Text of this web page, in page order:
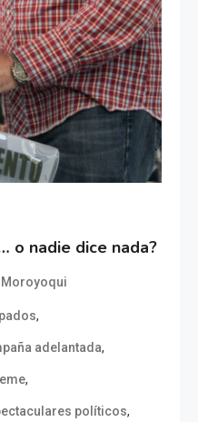
o nadie dice nada?
,
adelantada,
,
políticos,